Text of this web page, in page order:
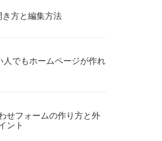
方と編集方法
人でもホームページが作れ
せフォームの作り方と外
ント